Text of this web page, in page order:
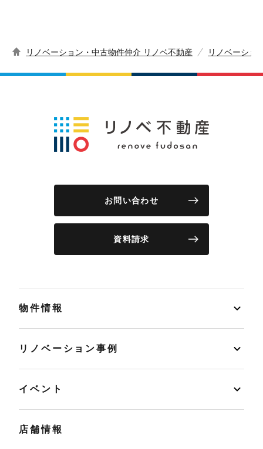
リノベーション・中古物件仲介 リノベ不動産 リノベーショ
お問い合わせ
資料請求
物件情報
リノベーション事例
イベント
店舗情報